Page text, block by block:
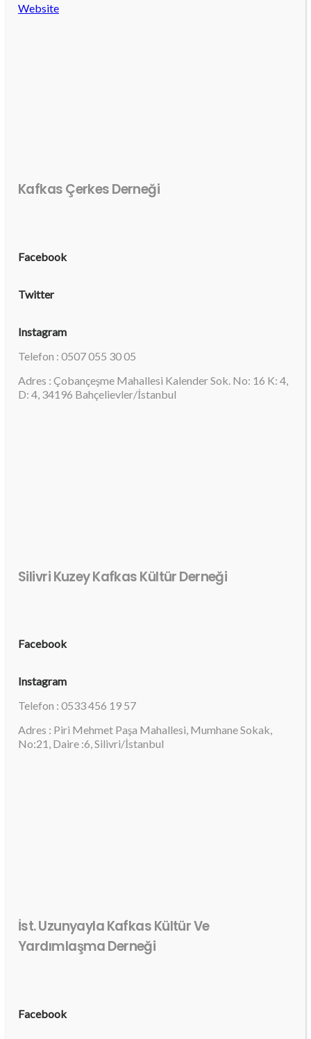
Website
Kafkas Çerkes Derneği
Facebook
Twitter
Instagram
Telefon : 0507 055 30 05
Adres : Çobançeşme Mahallesi Kalender Sok. No: 16 K: 4,
D: 4, 34196 Bahçelievler/İstanbul
Silivri Kuzey Kafkas Kültür Derneği
Facebook
Instagram
Telefon : 0533 456 19 57
Adres : Piri Mehmet Paşa Mahallesi, Mumhane Sokak,
No:21, Daire :6, Silivri/İstanbul
İst. Uzunyayla Kafkas Kültür Ve
Yardımlaşma Derneği
Facebook